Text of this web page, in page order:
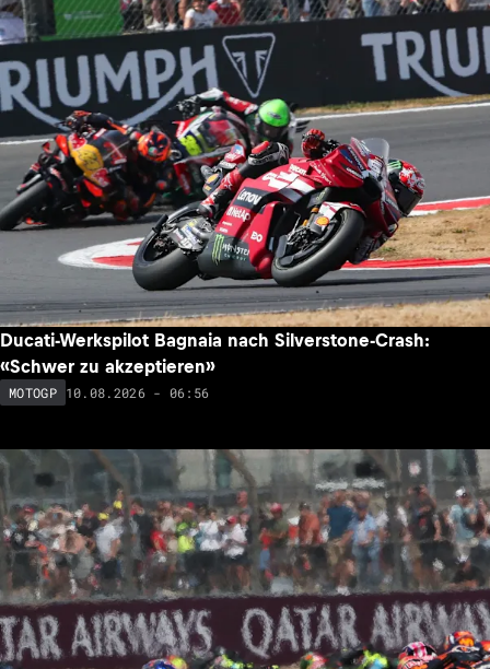
Ducati-Werkspilot Bagnaia nach Silverstone-Crash:
«Schwer zu akzeptieren»
MOTOGP 10.08.2026 - 06:56